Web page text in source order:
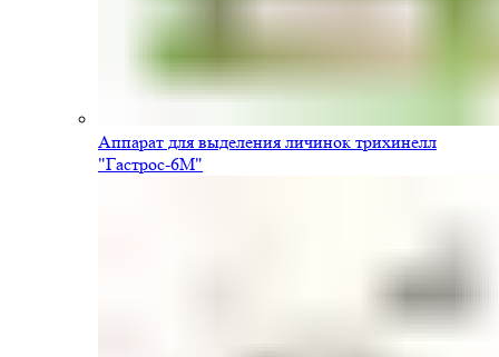
Аппарат для выделения личинок трихинелл
"Гастрос-6М"